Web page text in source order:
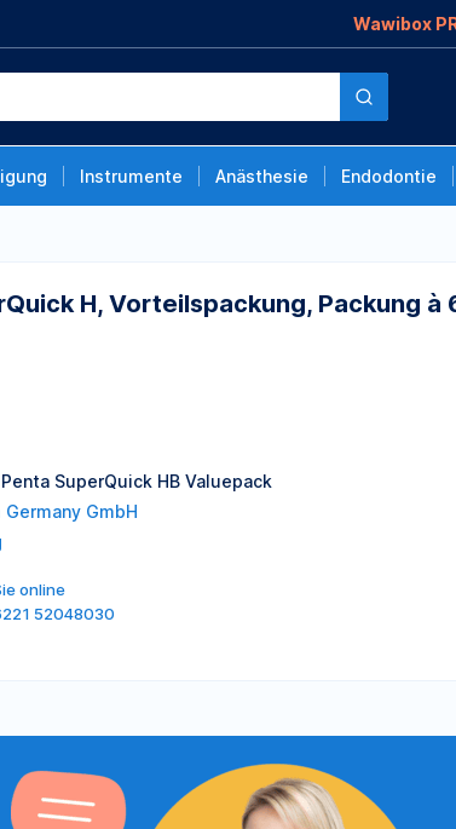
Wawibox
Instrumente Anästhesie Endodontie
H, Vorteilspackung, Packung à
SuperQuick HB Valuepack
GmbH
online
52048030